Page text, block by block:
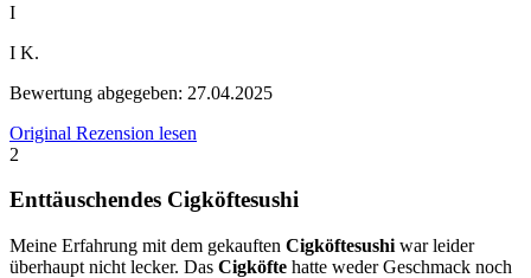
I
I K.
Bewertung abgegeben: 27.04.2025
Original Rezension lesen
2
Enttäuschendes Cigköftesushi
Meine Erfahrung mit dem gekauften Cigköftesushi war leider
überhaupt nicht lecker. Das Cigköfte hatte weder Geschmack noch